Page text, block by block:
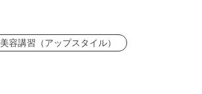
美容講習（アップスタイル）